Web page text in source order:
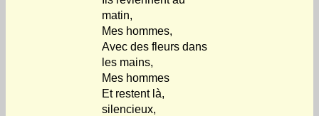
matin,
Mes hommes,
Avec des fleurs dans
les mains,
Mes hommes
Et restent là,
silencieux,